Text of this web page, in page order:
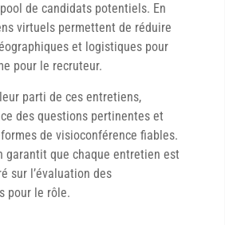
de candidats potentiels. En
virtuels permettent de réduire
et logistiques pour
pour le recruteur.
parti de ces entretiens,
des questions pertinentes et
de visioconférence fiables.
garantit que chaque entretien est
sur l’évaluation des
pour le rôle.